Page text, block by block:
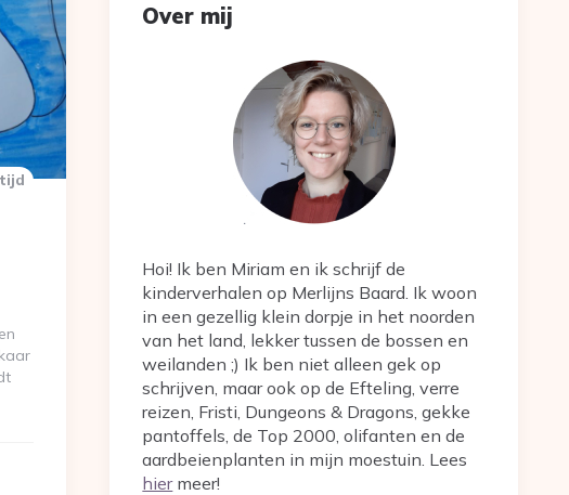
Over mij
Hoi! Ik ben Miriam en ik schrijf de
kinderverhalen op Merlijns Baard. Ik woon
in een gezellig klein dorpje in het noorden
van het land, lekker tussen de bossen en
weilanden ;) Ik ben niet alleen gek op
schrijven, maar ook op de Efteling, verre
reizen, Fristi, Dungeons & Dragons, gekke
pantoffels, de Top 2000, olifanten en de
aardbeienplanten in mijn moestuin. Lees
hiermeer!